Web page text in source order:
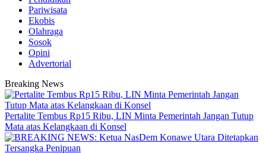
Pariwisata
Ekobis
Olahraga
Sosok
Opini
Advertorial
Breaking News
‎Pertalite Tembus Rp15 Ribu, LIN Minta Pemerintah Jangan Tutup
Mata atas Kelangkaan di Konsel